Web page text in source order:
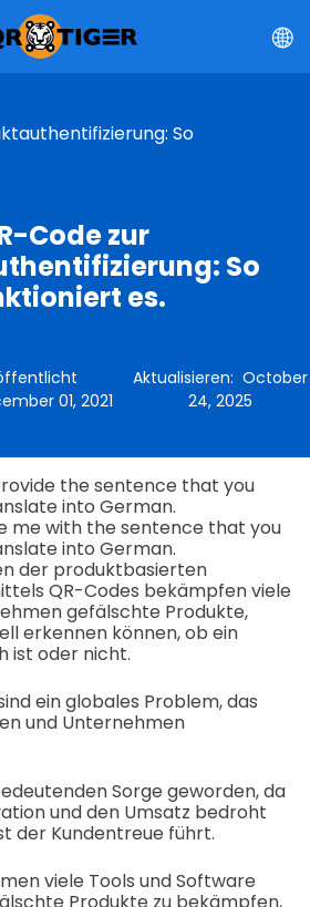
So
Code zur
So
es.
01, 2021
Aktualisieren:October
24, 2025
the sentence that you
into German.
me with the sentence that you
into German.
der produktbasierten
QR-Codes bekämpfen viele
gefälschte Produkte,
erkennen können, ob ein
ist oder nicht.
ein globales Problem, das
und Unternehmen
Sorge geworden, da
und den Umsatz bedroht
der Kundentreue führt.
viele Tools und Software